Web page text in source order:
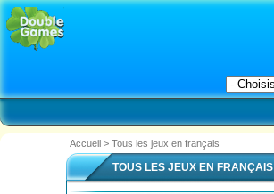
Accueil > Tous les jeux en français
TOUS LES JEUX EN FRANÇAIS